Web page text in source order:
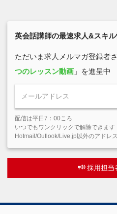
英会話講師の最速求人&スキ
ただいま求人メルマガ登録者
つのレッスン動画 」を進呈中
配信は平日7：00ころ
いつでもワンクリックで解除できます
Hotmail/Outlook/Live.jp以外のアドレ
採用担当